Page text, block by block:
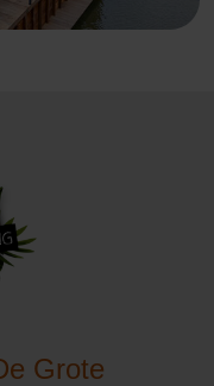
Grote